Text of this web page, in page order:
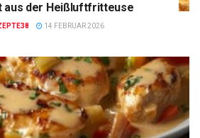
aus der Heißluftfritteuse
14 FEBRUAR 2026